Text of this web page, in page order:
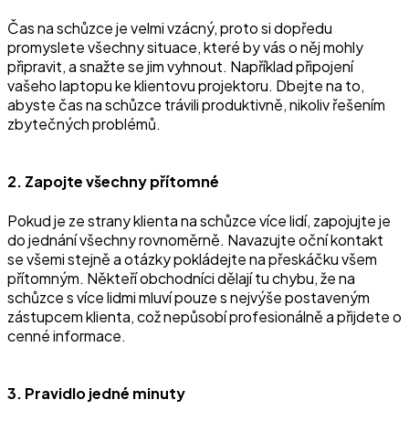
Čas na schůzce je velmi vzácný, proto si dopředu
promyslete všechny situace, které by vás o něj mohly
připravit, a snažte se jim vyhnout. Například připojení
vašeho laptopu ke klientovu projektoru. Dbejte na to,
abyste čas na schůzce trávili produktivně, nikoliv řešením
zbytečných problémů.
2. Zapojte všechny přítomné
Pokud je ze strany klienta na schůzce více lidí, zapojujte je
do jednání všechny rovnoměrně. Navazujte oční kontakt
se všemi stejně a otázky pokládejte na přeskáčku všem
přítomným. Někteří obchodníci dělají tu chybu, že na
schůzce s více lidmi mluví pouze s nejvýše postaveným
zástupcem klienta, což nepůsobí profesionálně a přijdete o
cenné informace.
3. Pravidlo jedné minuty